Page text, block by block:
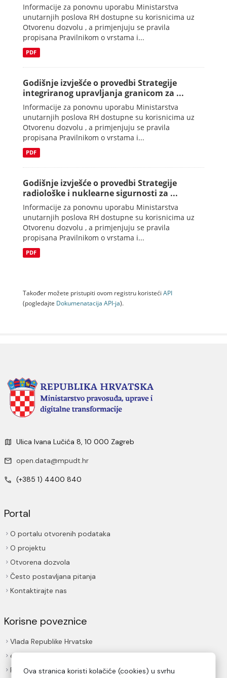
Informacije za ponovnu uporabu Ministarstva
unutarnjih poslova RH dostupne su korisnicima uz
Otvorenu dozvolu , a primjenjuju se pravila
propisana Pravilnikom o vrstama i...
PDF
Godišnje izvješće o provedbi Strategije
integriranog upravljanja granicom za ...
Informacije za ponovnu uporabu Ministarstva
unutarnjih poslova RH dostupne su korisnicima uz
Otvorenu dozvolu , a primjenjuju se pravila
propisana Pravilnikom o vrstama i...
PDF
Godišnje izvješće o provedbi Strategije
radiološke i nuklearne sigurnosti za ...
Informacije za ponovnu uporabu Ministarstva
unutarnjih poslova RH dostupne su korisnicima uz
Otvorenu dozvolu , a primjenjuju se pravila
propisana Pravilnikom o vrstama i...
PDF
Također možete pristupiti ovom registru koristeći API
(pogledajte Dokumenаtаcijа API-jа).